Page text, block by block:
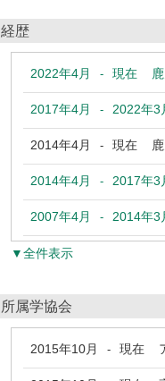
経歴
2022年4月 - 現在 鹿
2017年4月 - 2022年3
2014年4月 - 現在 鹿
2014年4月 - 2017年3
2007年4月 - 2014年3
▼全件表示
所属学協会
2015年10月 - 現在